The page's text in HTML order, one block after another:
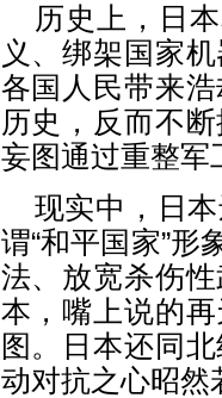
历史上，日
义、绑架国家
各国人民带来
历史，反而不
妄图通过重整军
现实中，日
谓“和平国家”
法、放宽杀伤
本，嘴上说的
图。日本还同
动对抗之心昭然